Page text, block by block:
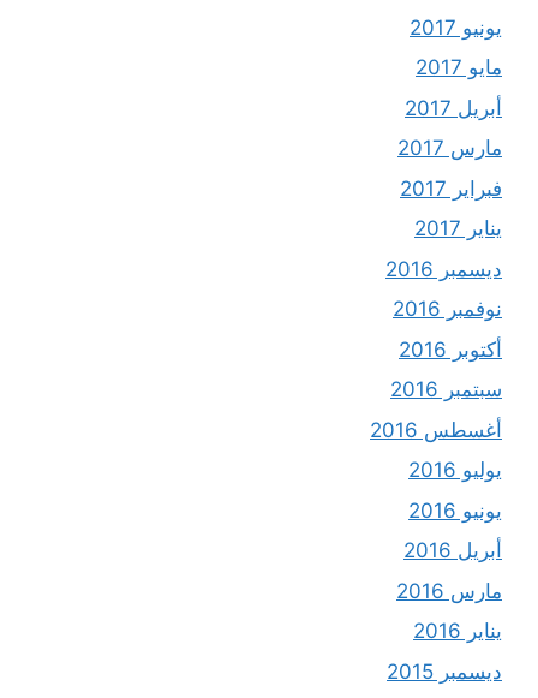
يونيو 2017
مايو 2017
أبريل 2017
مارس 2017
فبراير 2017
يناير 2017
ديسمبر 2016
نوفمبر 2016
أكتوبر 2016
سبتمبر 2016
أغسطس 2016
يوليو 2016
يونيو 2016
أبريل 2016
مارس 2016
يناير 2016
ديسمبر 2015